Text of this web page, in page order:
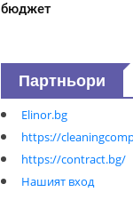
бюджет
Партньори
Elinor.bg
https://
https://contract.bg/
Нашият вход